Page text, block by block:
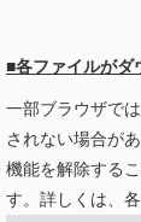
■各ファイルがダ
一部ブラウザで
されない場合が
機能を解除する
す。詳しくは、